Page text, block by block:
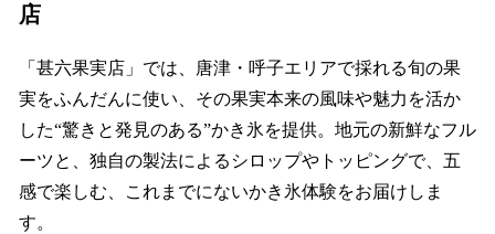
店
「甚六果実店」では、唐津・呼子エリアで採れる旬の果
実をふんだんに使い、その果実本来の風味や魅力を活か
した“驚きと発見のある”かき氷を提供。地元の新鮮なフル
ーツと、独自の製法によるシロップやトッピングで、五
感で楽しむ、これまでにないかき氷体験をお届けしま
す。